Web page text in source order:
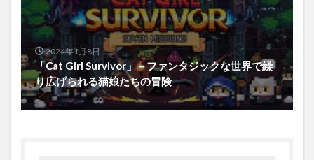
2024年1月8日
「Cat Girl Survivor」 – ファンタジックな世界で繰
り広げられる猫娘たちの冒険